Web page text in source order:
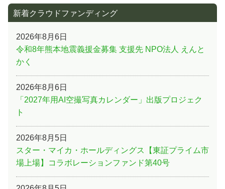
新着クラウドファンディング
2026年8月6日
令和8年熊本地震義援金募集 支援先 NPO法人 えんと
かく
2026年8月6日
「2027年用AI空撮写真カレンダー」出版プロジェク
ト
2026年8月5日
スター・マイカ・ホールディングス【東証プライム市
場上場】コラボレーションファンド第40号